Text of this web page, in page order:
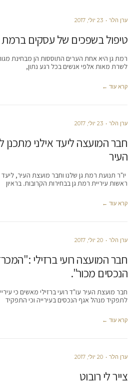
ערן הלר 23 יולי, 2017
טיפול בשפכים של עסקים ברמת
רמת גן היא אחת הערים התוססות הן מבחינת
לשרת מאות אלפי אנשים בכל רגע נתון,
קרא עוד ←
ערן הלר 23 יולי, 2017
חבר המועצה ליעד אילני
העיר
יו"ר תנועת רמת גן שלנו וחבר מועצת העיר,
ראשות עיריית רמת גן בבחירות הקרובות. בראיון
קרא עוד ←
ערן הלר 20 יולי, 2017
חבר המועצה רועי ברזילי
הנכסים מכור".
חבר מועצת העיר עו"ד רועי ברזילי מאשים כי
לתפקיד מנהל אגף הנכסים בעירייה וכי התפקיד
קרא עוד ←
ערן הלר 20 יולי, 2017
צייר לי רובוט